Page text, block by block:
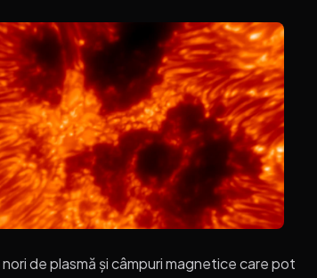
de plasmă și câmpuri magnetice care pot